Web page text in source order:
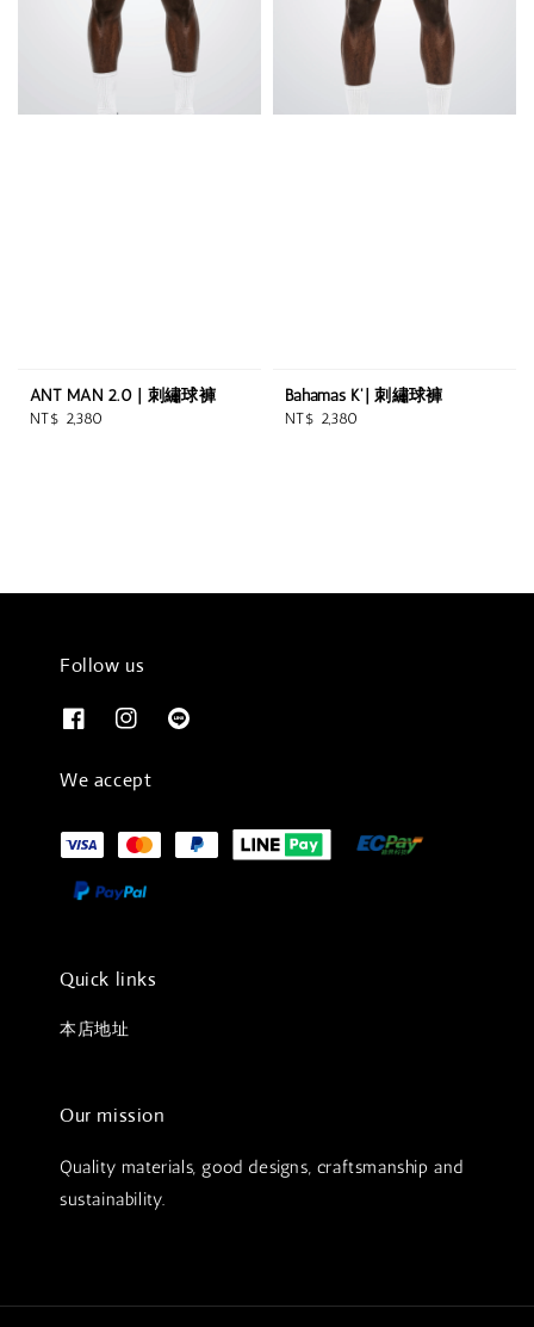
ANT MAN 2.0 | 刺繡球褲
Regular
NT$ 2,380
Bahamas K'| 刺繡球褲
Regular
NT$ 2,380
Follow us
We accept
Quick links
本店地址
Our mission
Quality materials, good designs, craftsmanship and
sustainability.